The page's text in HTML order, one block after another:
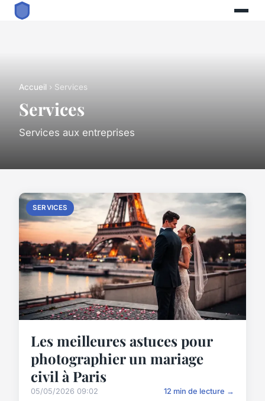
Accueil › Services
Services
Services aux entreprises
SERVICES
Les meilleures astuces pour
photographier un mariage
civil à Paris
05/05/2026 09:02 12 min de lecture →